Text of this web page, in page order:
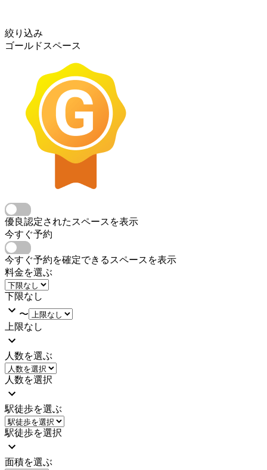
絞り込み
ゴールドスペース
優良認定されたスペースを表示
今すぐ予約
今すぐ予約を確定できるスペースを表示
料金を選ぶ
下限なし
〜
上限なし
人数を選ぶ
人数を選択
駅徒歩を選ぶ
駅徒歩を選択
面積を選ぶ